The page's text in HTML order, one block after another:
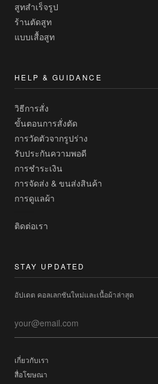
สูทสำเร็จรูป
ร้านตัดสูท
แบบเสื้อสูท
HELP & GUIDANCE
วิธีการสั่ง
ขั้นตอนการสั่งตัด
การวัดตัวจากรูปร่าง
รับประกันความพอดี
การชำระเงิน
การจัดส่ง & ขนส่งสินค้า
การดูแลผ้า
ติดต่อเรา
STAY UPDATED
อัปเดต คอลเลกชันใหม่และเนื้อผ้าล่าสุด
เกี่ยวกับเรา
สื่อโฆษณา